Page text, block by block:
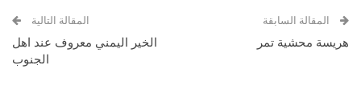
المقالة السابقة
هريسة محشية تمر
المقالة التالية
الخير اليمني معروف عند اهل
الجنوب